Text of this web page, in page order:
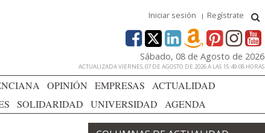
Iniciar sesión Regístrate
Sábado, 08 de Agosto de 2026
ACTUALIZADA VIERNES, 07 DE AGOSTO DE 2026 A LAS 15:49:08 HORAS
OPINIÓN EMPRESAS
ACTUALIDAD
SOLIDARIDAD UNIVERSIDAD AGENDA